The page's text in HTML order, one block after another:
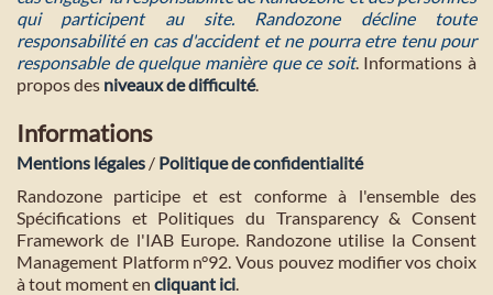
qui participent au site. Randozone décline toute
responsabilité en cas d'accident et ne pourra etre tenu pour
responsable de quelque manière que ce soit. Informations à
propos des niveaux de difficulté.
Informations
Mentions légales / Politique de confidentialité
Randozone participe et est conforme à l'ensemble des
Spécifications et Politiques du Transparency & Consent
Framework de l'IAB Europe. Randozone utilise la Consent
Management Platform n°92. Vous pouvez modifier vos choix
à tout moment en cliquant ici.